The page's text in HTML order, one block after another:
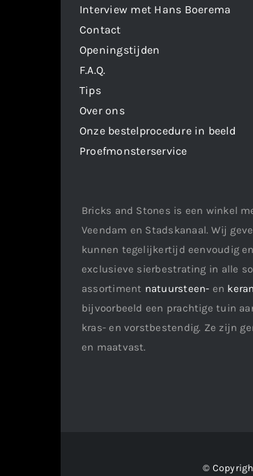
Interview met Hans Boerema
Contact
Openingstijden
F.A.Q.
Tips
Over ons
Onze bestelprocedure in beeld
Proefmonsterservice
Bricks and Stones is een winkel
Veendam en Stadskanaal. Wij
kunnen tegelijkertijd eenvoudig
exclusieve sierbestrating in alle
assortiment natuursteen- en
bijvoorbeeld een prachtige tuin
kras- en vorstbestendig. Ze zijn
en maatvast.
©